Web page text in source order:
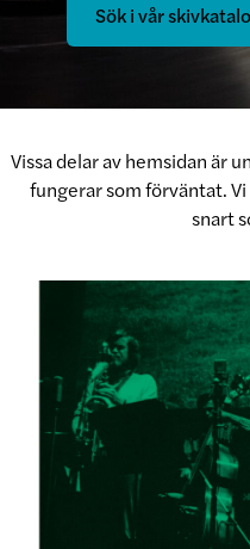
Sök i vår
Vissa delar av hemsidan är
fungerar som förväntat.
snart